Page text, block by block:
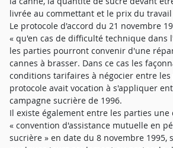
livrée au commettant et le prix du travail
Le protocole d'accord du 21 novembre
« qu'en cas de difficulté technique dans
les parties pourront convenir d'une
cannes à brasser. Dans ce cas les
conditions tarifaires à négocier entre les
protocole avait vocation à s'appliquer
campagne sucrière de 1996.
Il existe également entre les parties
« convention d'assistance mutuelle en
sucrière » en date du 8 novembre 1995,